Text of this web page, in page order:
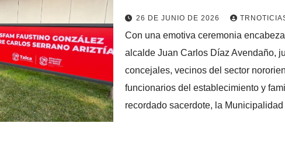
Ariztía en reconocimiento
legado comunitario
26 DE JUNIO DE 2026
Con una emotiva ceremonia
alcalde Juan Carlos Díaz Avendaño,
concejales, vecinos del sector
funcionarios del establecimiento y
recordado sacerdote, la